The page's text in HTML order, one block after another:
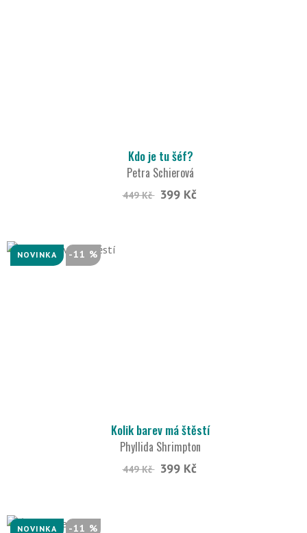
Kdo je tu šéf?
Petra Schierová
449 Kč 399 Kč
NOVINKA -11 %
Kolik barev má štěstí
Phyllida Shrimpton
449 Kč 399 Kč
NOVINKA -11 %